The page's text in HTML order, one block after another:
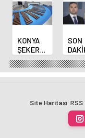
KONYA
ŞEKER
YILLIK 7
BİN 500
TON
ÜRETİLECEK
SON
Yeni
Fatih
oldu
Site Haritası RSS